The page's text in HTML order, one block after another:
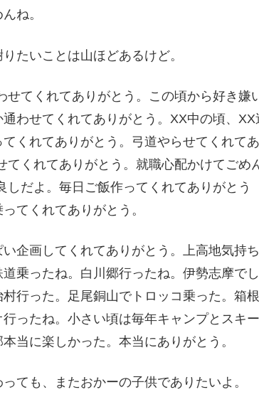
ね。
たいことは山ほどあるけど。
せてくれてありがとう。 この頃から好き嫌
わせてくれてありがとう。XX中の頃、
くれてありがとう。 弓道やらせてくれて
てくれてありがとう。就職心配かけてごめ
しだよ。 毎日ご飯作ってくれてありがとう
てくれてありがとう。
企画してくれてありがとう。 上高地気持
乗ったね。白川郷行ったね。 伊勢志摩で
行った。足尾銅山でトロッコ乗った。 箱
ったね。 小さい頃は毎年キャンプとスキ
当に楽しかった。本当にありがとう。
ても、またおかーの子供でありたいよ。